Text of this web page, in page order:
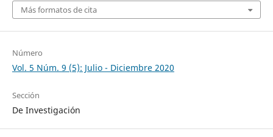
Más formatos de cita
Número
Vol. 5 Núm. 9 (5): Julio - Diciembre 2020
Sección
De Investigación